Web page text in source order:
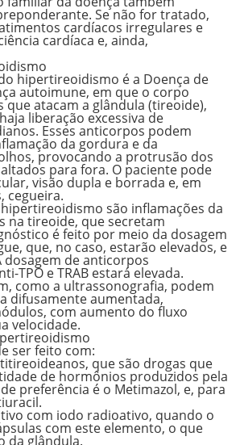
Se não for tratado,
cardíacos irregulares e
cardíaca e, ainda,
hipertireoidismo é a Doença de
autoimune, em que o corpo
atacam a glândula (tireoide),
liberação excessiva de
Esses anticorpos podem
da gordura e da
provocando a protrusão dos
para fora. O paciente pode
visão dupla e borrada e, em
cegueira.
são inflamações da
na tireoide, que secretam
é feito por meio da dosagem
que, no caso, estarão elevados, e
dosagem de anticorpos
TPO e TRAB estará elevada.
como a ultrassonografia, podem
difusamente aumentada,
com aumento do fluxo
velocidade.
ser feito com:
que são drogas que
de hormônios produzidos pela
preferência é o Metimazol, e, para
com iodo radioativo, quando o
com este elemento, o que
da glândula.